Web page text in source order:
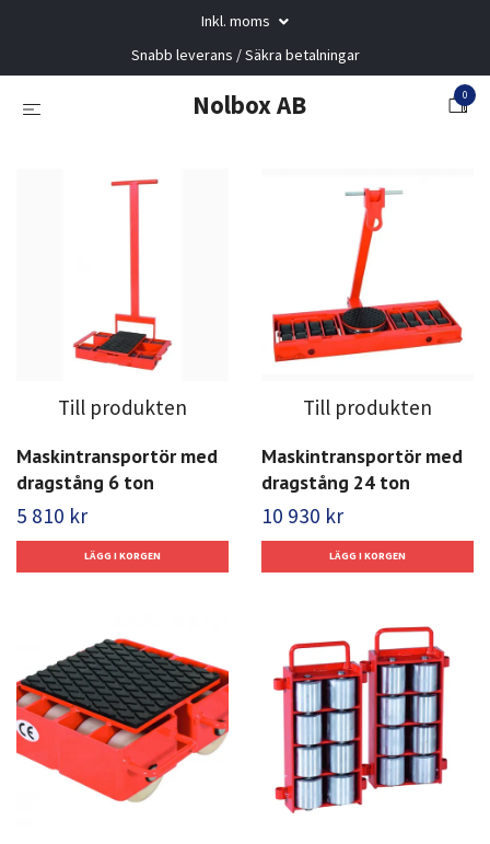
Inkl. moms
Snabb leverans / Säkra betalningar
Nolbox AB 0
Till produkten
Maskintransportör med
dragstång 6 ton
5 810 kr
Till produkten
Maskintransportör med
dragstång 24 ton
10 930 kr